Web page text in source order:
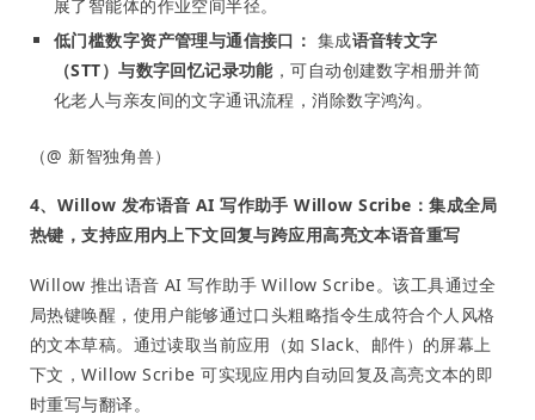
展了智能体的作业空间半径。
低门槛数字资产管理与通信接口： 集成语音转文字
（STT）与数字回忆记录功能，可自动创建数字相册并简
化老人与亲友间的文字通讯流程，消除数字鸿沟。
（@ 新智独角兽）
4、Willow 发布语音 AI 写作助手 Willow Scribe：集成全局
热键，支持应用内上下文回复与跨应用高亮文本语音重写
Willow 推出语音 AI 写作助手 Willow Scribe。该工具通过全
局热键唤醒，使用户能够通过口头粗略指令生成符合个人风格
的文本草稿。通过读取当前应用（如 Slack、邮件）的屏幕上
下文，Willow Scribe 可实现应用内自动回复及高亮文本的即
时重写与翻译。